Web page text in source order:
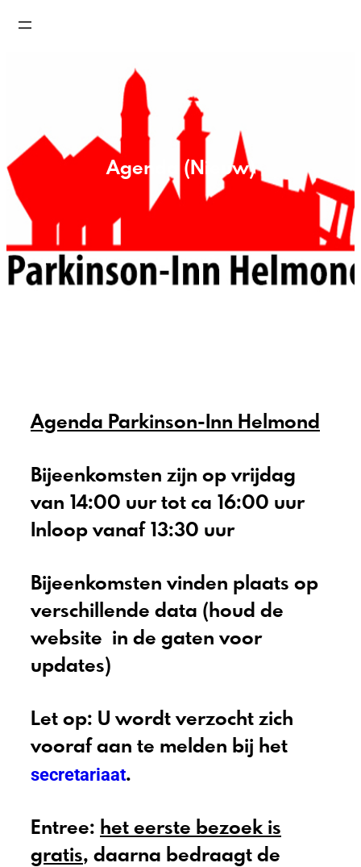
Agenda (Nieuw)
Agenda Parkinson-Inn Helmond
Bijeenkomsten zijn op vrijdag
van 14:00 uur tot ca 16:00 uur
Inloop vanaf 13:30 uur
Bijeenkomsten vinden plaats op
verschillende data (houd de
website in de gaten voor
updates)
Let op: U wordt verzocht zich
vooraf aan te melden bij het
secretariaat.
Entree: het eerste bezoek is
gratis, daarna bedraagt de